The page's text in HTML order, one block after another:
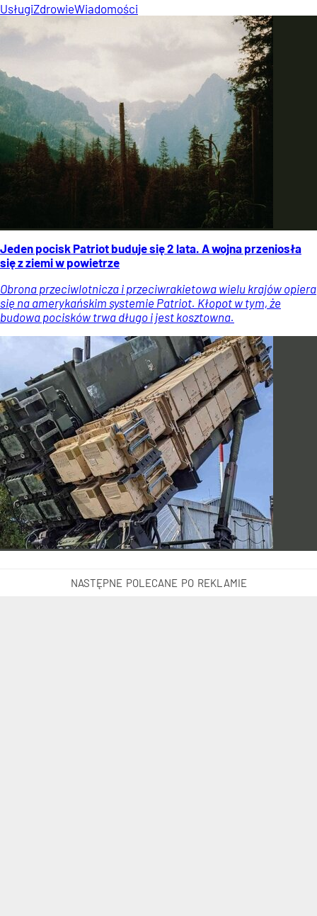
UsługiZdrowieWiadomości
Jeden pocisk Patriot buduje się 2 lata. A wojna przeniosła
się z ziemi w powietrze
Obrona przeciwlotnicza i przeciwrakietowa wielu krajów opiera
się na amerykańskim systemie Patriot. Kłopot w tym, że
budowa pocisków trwa długo i jest kosztowna.